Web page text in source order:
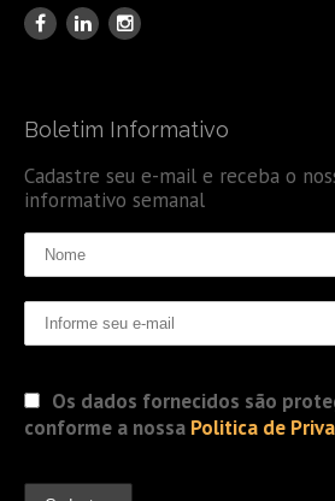
Boletim Informativo
Cadastre seu e-mail e receba o
informativo semanal
Os dados fornecidos são
conforme a nossa Politica de